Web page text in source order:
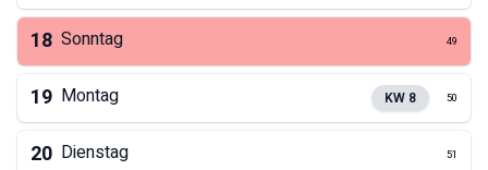
18 Sonntag 49
19 Montag KW 8 50
20 Dienstag 51